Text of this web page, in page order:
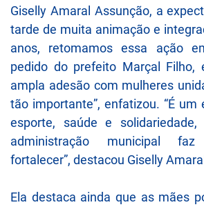
Giselly Amaral Assunção, a
tarde de muita animação e
anos, retomamos essa ação
pedido do prefeito Marçal Filho,
ampla adesão com mulheres
tão importante”, enfatizou. “É um
esporte, saúde e
administração municipal
fortalecer”, destacou Giselly
Ela destaca ainda que as mães